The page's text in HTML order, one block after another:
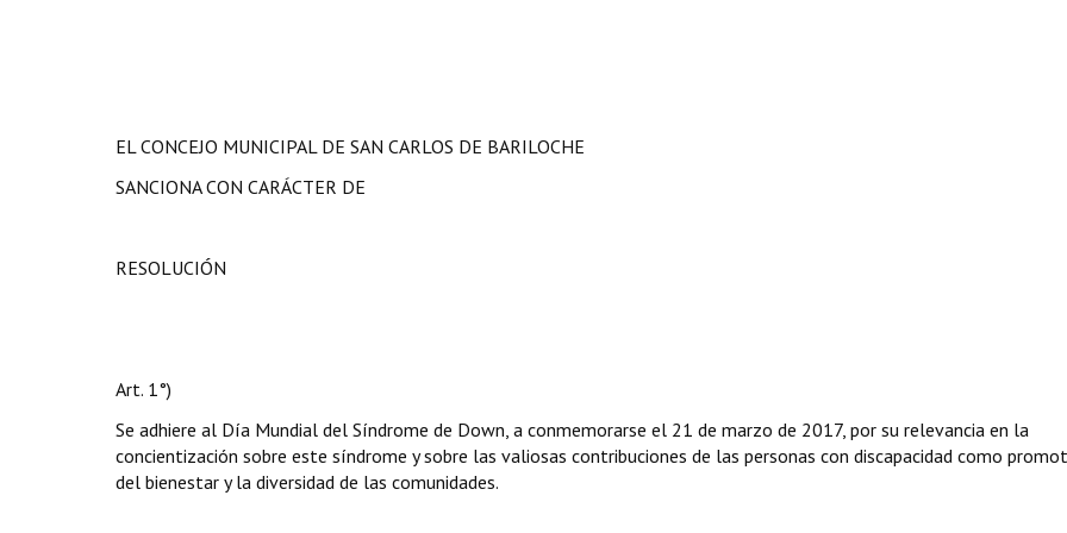
EL CONCEJO MUNICIPAL DE SAN CARLOS DE BARILOCHE
SANCIONA CON CARÁCTER DE
RESOLUCIÓN
Art. 1°)
Se adhiere al Día Mundial del Síndrome de Down, a conmemorarse el 21 de marzo de 2017, por su relevancia en la
concientización sobre este síndrome y sobre las valiosas contribuciones de las personas con discapacidad como
del bienestar y la diversidad de las comunidades.